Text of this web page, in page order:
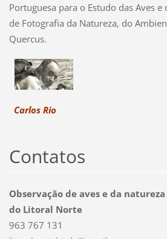
Portuguesa para o Estudo das Aves
de Fotografia da Natureza, do
Quercus.
Carlos Rio
Contatos
Observação de aves e da
do Litoral Norte
963 767 131